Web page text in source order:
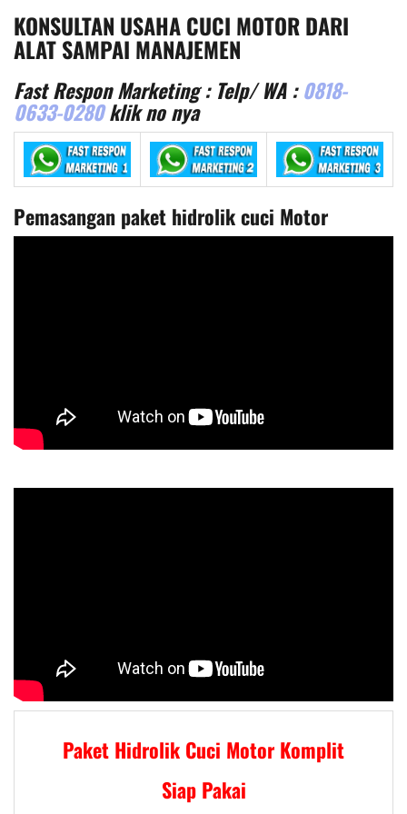
KONSULTAN USAHA CUCI MOTOR DARI
ALAT SAMPAI MANAJEMEN
Fast Respon Marketing : Telp/ WA :0818-
0633-0280klik no nya
Pemasangan paket hidrolik cuci Motor
Paket Hidrolik Cuci Motor Komplit
Siap Pakai